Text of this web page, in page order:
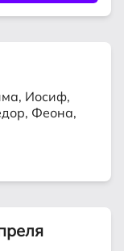
Иосиф,
Феона,